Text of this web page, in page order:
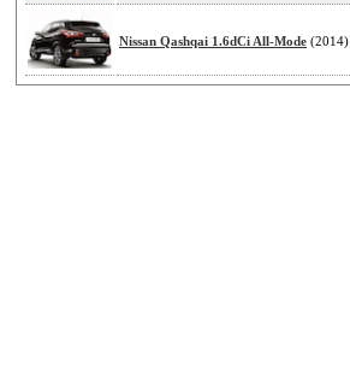
Nissan Qashqai 1.6dCi All-Mode (2014)